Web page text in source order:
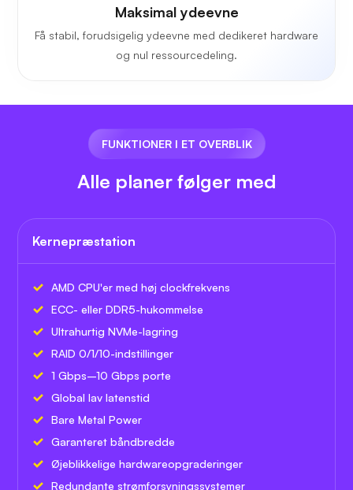
Maksimal ydeevne
Få stabil, forudsigelig ydeevne med dedikeret hardware
og nul ressourcedeling.
FUNKTIONER I ET OVERBLIK
Alle planer følger med
Kernepræstation
AMD CPU'er med høj clockfrekvens
ECC- eller DDR5-hukommelse
Ultrahurtig NVMe-lagring
RAID 0/1/10-indstillinger
1 Gbps–10 Gbps porte
Global lav latenstid
Bare Metal Power
Garanteret båndbredde
Øjeblikkelige hardwareopgraderinger
Redundante strømforsyningssystemer